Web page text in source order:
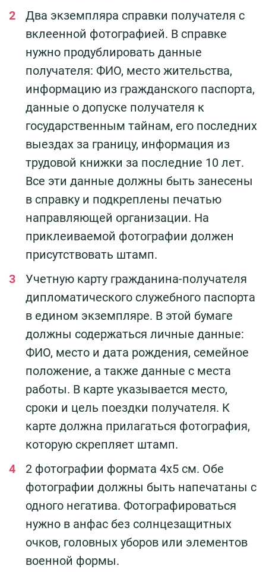
Два экземпляра справки получателя с
вклеенной фотографией. В справке
нужно продублировать данные
получателя: ФИО, место жительства,
информацию из гражданского паспорта,
данные о допуске получателя к
государственным тайнам, его последних
выездах за границу, информация из
трудовой книжки за последние 10 лет.
Все эти данные должны быть занесены
в справку и подкреплены печатью
направляющей организации. На
приклеиваемой фотографии должен
присутствовать штамп.
Учетную карту гражданина-получателя
дипломатического служебного паспорта
в едином экземпляре. В этой бумаге
должны содержаться личные данные:
ФИО, место и дата рождения, семейное
положение, а также данные с места
работы. В карте указывается место,
сроки и цель поездки получателя. К
карте должна прилагаться фотография,
которую скрепляет штамп.
2 фотографии формата 4х5 см. Обе
фотографии должны быть напечатаны с
одного негатива. Фотографироваться
нужно в анфас без солнцезащитных
очков, головных уборов или элементов
военной формы.